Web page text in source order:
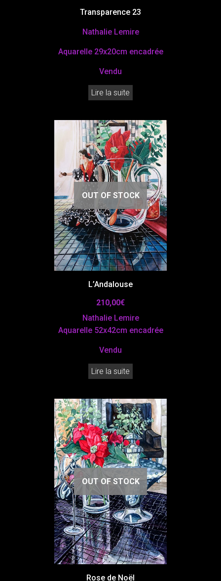
Transparence 23
Nathalie Lemire
Aquarelle 29x20cm encadrée
Vendu
Lire la suite
OUT OF STOCK
L’Andalouse
210,00€
Nathalie Lemire
Aquarelle 52x42cm encadrée
Vendu
Lire la suite
OUT OF STOCK
Rose de Noël